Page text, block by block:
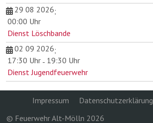
29 08 2026;
00:00 Uhr
Dienst Löschbande
02 09 2026;
17:30 Uhr - 19:30 Uhr
Dienst Jugendfeuerwehr
Impressum Datenschutzerklärung
© Feuerwehr Alt-Mölln 2026